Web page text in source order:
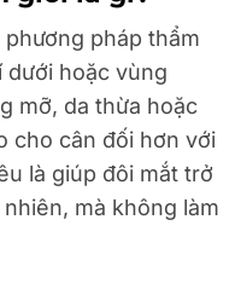
phương pháp thẩm
dưới hoặc vùng
mỡ, da thừa hoặc
cho cân đối hơn với
là giúp đôi mắt trở
mà không làm